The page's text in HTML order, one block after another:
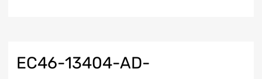
EC46-13404-AD-